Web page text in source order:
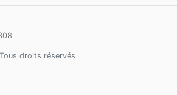
droits réservés